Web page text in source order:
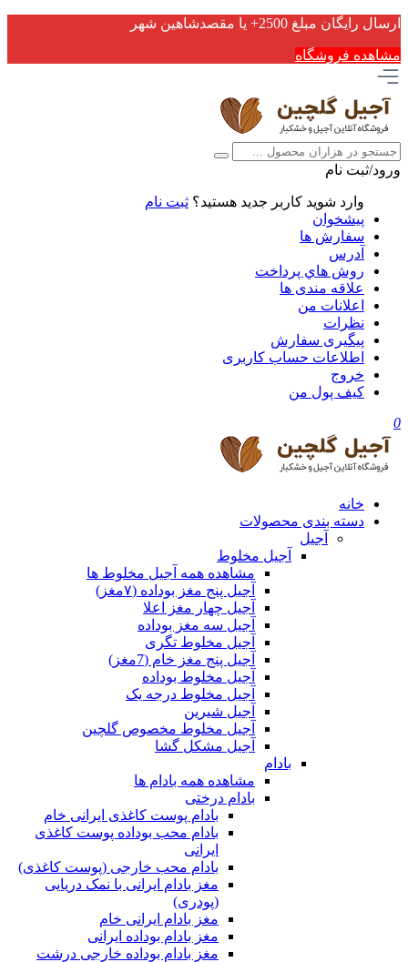
ارسال رایگان مبلغ 2500+ یا مقصدشاهین شهر
مشاهده فروشگاه
ورود/ثبت نام
وارد شوید کاربر جدید هستید؟ ثبت نام
پیشخوان
سفارش ها
آدرس
روش هاي پرداخت
علاقه مندی ها
اعلانات من
نظرات
پیگیری سفارش
اطلاعات حساب كاربری
خروج
کیف پول من
0
خانه
دسته بندی محصولات
آجیل
آجیل مخلوط
مشاهده همه آجیل مخلوط ها
آجیل پنج مغز بوداده (۷مغز)
آجیل چهار مغز اعلا
آجیل سه مغز بوداده
آجیل مخلوط تگری
آجیل پنج مغز خام (7مغز)
آجیل مخلوط بوداده
آجیل مخلوط درجه یک
آجیل شیرین
آجیل مخلوط مخصوص گلچین
آجیل مشکل گشا
بادام
مشاهده همه بادام ها
بادام درختی
بادام پوست کاغذی ایرانی خام
بادام محب بوداده پوست کاغذی
ایرانی
بادام محب خارجی (پوست کاغذی)
مغز بادام ایرانی با نمک دریایی
(پودری)
مغز بادام ایرانی خام
مغز بادام بوداده ایرانی
مغز بادام بوداده خارجی درشت